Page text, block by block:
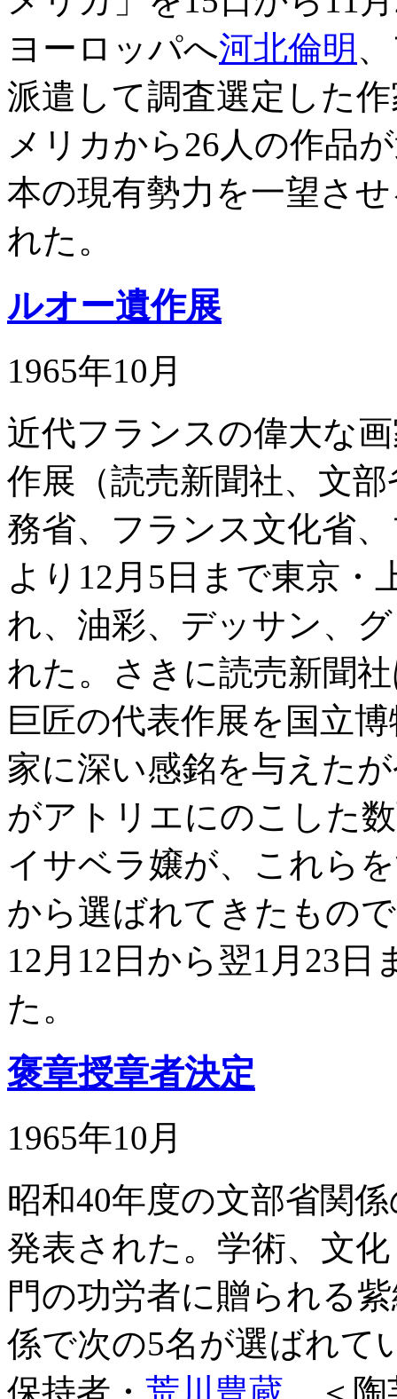
ヨーロッパへ河北倫明
派遣して調査選定した
メリカから26人の作品
本の現有勢力を一望さ
れた。
ルオー遺作展
1965年10月
近代フランスの偉大な
作展（読売新聞社、文
務省、フランス文化省
より12月5日まで東京・
れ、油彩、デッサン、
れた。さきに読売新聞
巨匠の代表作展を国立
家に深い感銘を与えた
がアトリエにのこした
イサベラ嬢が、これら
から選ばれてきたもの
12月12日から翌1月23
た。
褒章授章者決定
1965年10月
昭和40年度の文部省関
発表された。学術、文
門の功労者に贈られる
係で次の5名が選ばれて